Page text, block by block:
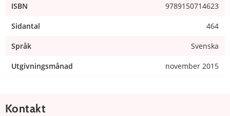
ISBN 9789150714623
Sidantal 464
Språk Svenska
Utgivningsmånad november 2015
Kontakt